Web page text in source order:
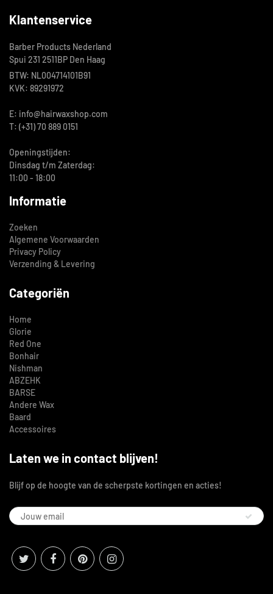
Klantenservice
Barber Products Nederland
Spui 231 2511BP Den Haag
BTW: NL004714101B91
KVK: 89291972
E: info@hairwaxshop.com
T: (+31) 70 889 0151
Openingstijden:
Dinsdag t/m Zaterdag:
11:00 - 18:00
Informatie
Zoeken
Algemene Voorwaarden
Privacy Policy
Verzending & Levering
Categoriën
Home
Glorie
Red One
Bonhair
Nishman
ABZEHK
BARSE
Andere Wax
Baard
Accessoires
Laten we in contact blijven!
Blijf op de hoogte van de scherpste kortingen en acties!